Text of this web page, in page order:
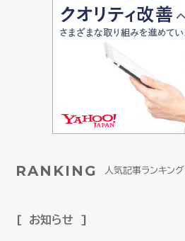
RANKING 人気記事ランキング
お知らせ